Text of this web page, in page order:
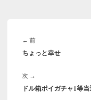
ビ
ー
シ
ョ
← 前前
の
ちょっと幸せ
次 →
の
ドル箱ポイガチャ1等当